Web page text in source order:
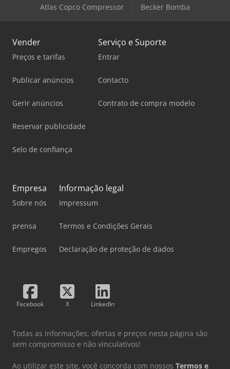
Atlas Copco Compressor
Becker Bomba
Vender
Preços e tarifas
Publicar anúncios
Gerir anúncios
Reservar publicidade
Selo de confiança
Serviço e Suporte
Entrar
Contacto
Contrato de compra modelo
Empresa
Sobre nós
prensa
Empregos
Informação legal
Impressum
Termos e Condições Gerais
Declaração de proteção de dados
Facebook X LinkedIn
Todas as informações, ofertas e preços nesta página são
sem compromisso e não vinculativos!
Ao utilizar este site, você concorda com nossos Termos e